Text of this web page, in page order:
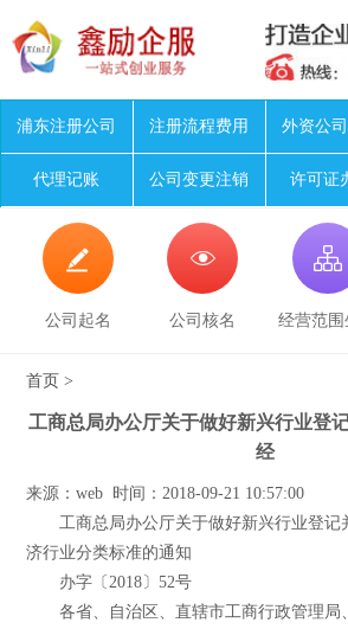
浦东注册公司 注册流程费用 外资公
代理记账 公司变更注销 许可证

公司起名

公司核名

经营范围
首页 >
工商总局办公厅关于做好新兴行业登
经
来源：web 时间：2018-09-21 10:57:00
工商总局办公厅关于做好新兴行业登记
济行业分类标准的通知
办字〔2018〕52号
各省、自治区、直辖市工商行政管理局